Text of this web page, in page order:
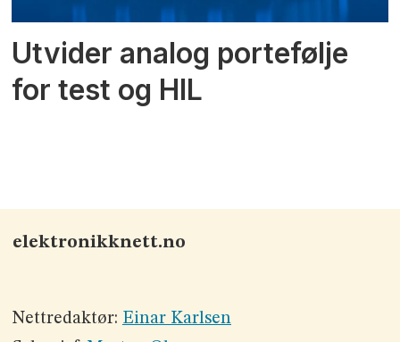
Utvider analog portefølje
for test og HIL
elektronikknett.no
Nettredaktør: Einar Karlsen